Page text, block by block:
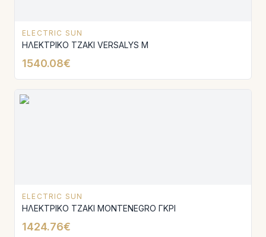
ELECTRIC SUN
ΗΛΕΚΤΡΙΚΟ ΤΖΑΚΙ VERSALYS Μ
1540.08€
ELECTRIC SUN
ΗΛΕΚΤΡΙΚΟ ΤΖΑΚΙ MONTENEGRO ΓΚΡΙ
1424.76€